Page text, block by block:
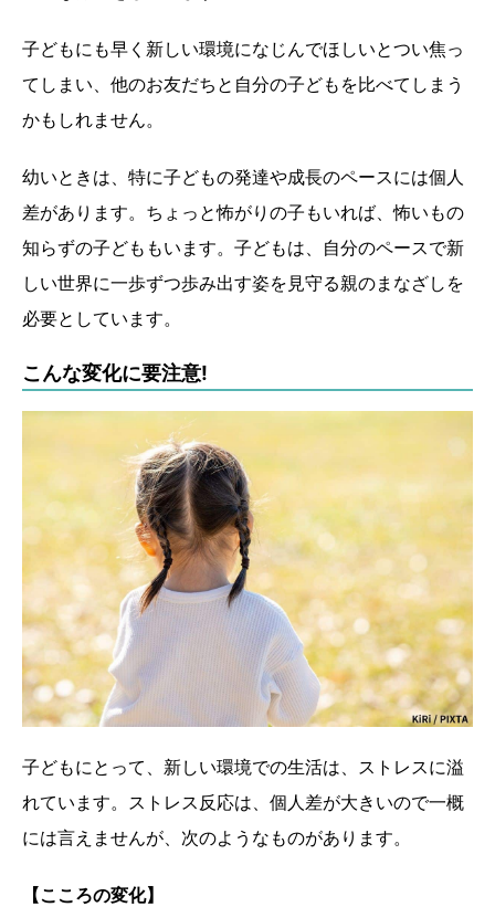
子どもにも早く新しい環境になじんでほしいとつい焦っ
てしまい、他のお友だちと自分の子どもを比べてしまう
かもしれません。
幼いときは、特に子どもの発達や成長のペースには個人
差があります。ちょっと怖がりの子もいれば、怖いもの
知らずの子どももいます。子どもは、自分のペースで新
しい世界に一歩ずつ歩み出す姿を見守る親のまなざしを
必要としています。
こんな変化に要注意!
子どもにとって、新しい環境での生活は、ストレスに溢
れています。ストレス反応は、個人差が大きいので一概
には言えませんが、次のようなものがあります。
【こころの変化】